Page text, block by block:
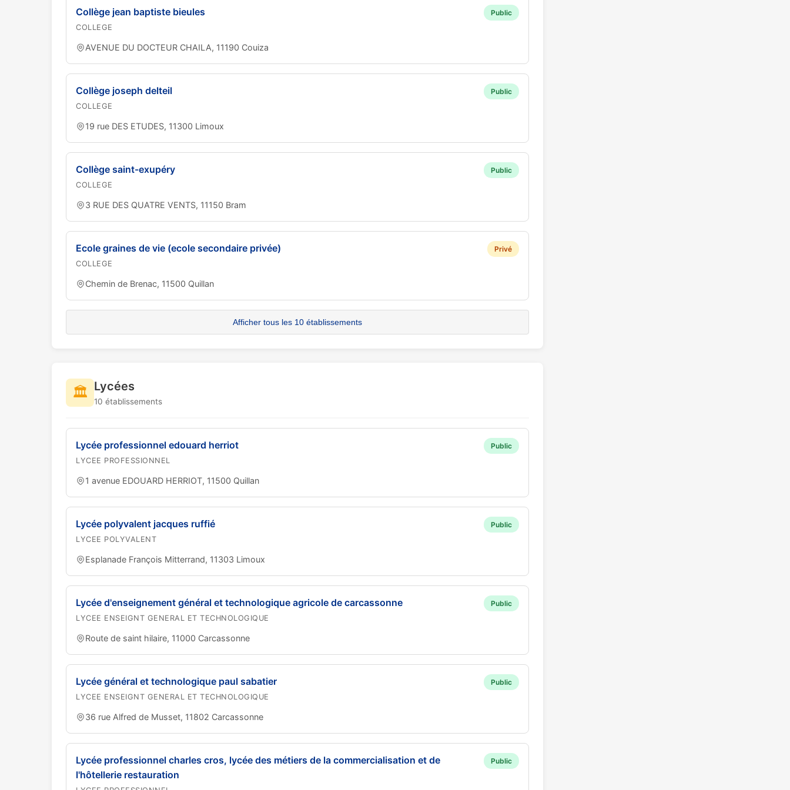
Collège jean baptiste bieules
COLLEGE
Public
AVENUE DU DOCTEUR CHAILA, 11190 Couiza
Collège joseph delteil
COLLEGE
Public
19 rue DES ETUDES, 11300 Limoux
Collège saint-exupéry
COLLEGE
Public
3 RUE DES QUATRE VENTS, 11150 Bram
Ecole graines de vie (ecole secondaire privée)
COLLEGE
Privé
Chemin de Brenac, 11500 Quillan
Afficher tous les 10 établissements
🏛️ Lycées
10 établissements
Lycée professionnel edouard herriot
LYCEE PROFESSIONNEL
Public
1 avenue EDOUARD HERRIOT, 11500 Quillan
Lycée polyvalent jacques ruffié
LYCEE POLYVALENT
Public
Esplanade François Mitterrand, 11303 Limoux
Lycée d'enseignement général et technologique agricole de carcassonne
LYCEE ENSEIGNT GENERAL ET TECHNOLOGIQUE
Public
Route de saint hilaire, 11000 Carcassonne
Lycée général et technologique paul sabatier
LYCEE ENSEIGNT GENERAL ET TECHNOLOGIQUE
Public
36 rue Alfred de Musset, 11802 Carcassonne
Lycée professionnel charles cros, lycée des métiers de la commercialisation et de
l'hôtellerie restauration
Public